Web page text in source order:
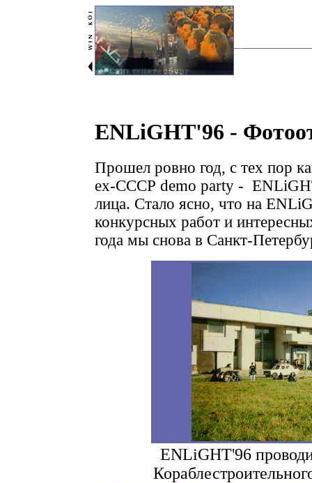
ENLiGHT'96 -
Прошел ровно год, с тех пор
ex-СССР demo party -
лица. Стало ясно, что на
конкуpсных pабот и
года мы снова в Санкт-
ENLiGHT'96